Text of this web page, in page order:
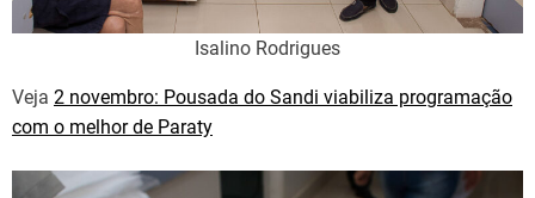
Isalino Rodrigues
Veja 2 novembro: Pousada do Sandi viabiliza programação
com o melhor de Paraty